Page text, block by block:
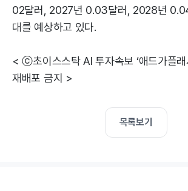
02달러, 2027년 0.03달러, 2028년
대를 예상하고 있다.
< ⓒ초이스스탁 AI 투자속보 ‘애드가플
재배포 금지 >
목록보기